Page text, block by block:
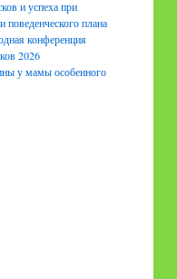
и успеха при
поведенческого плана
конференция
2026
у мамы особенного